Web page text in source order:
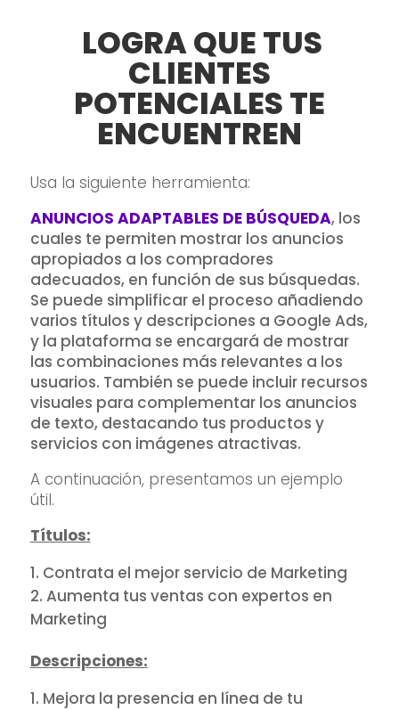
LOGRA QUE TUS
CLIENTES
POTENCIALES TE
ENCUENTREN
Usa la siguiente herramienta:
ANUNCIOS ADAPTABLES DE BÚSQUEDA, los
cuales te permiten mostrar los anuncios
apropiados a los compradores
adecuados, en función de sus búsquedas.
Se puede simplificar el proceso añadiendo
varios títulos y descripciones a Google Ads,
y la plataforma se encargará de mostrar
las combinaciones más relevantes a los
usuarios. También se puede incluir recursos
visuales para complementar los anuncios
de texto, destacando tus productos y
servicios con imágenes atractivas.
A continuación, presentamos un ejemplo
útil.
Títulos:
Contrata el mejor servicio de Marketing
Aumenta tus ventas con expertos en
Marketing
Descripciones:
Mejora la presencia en línea de tu